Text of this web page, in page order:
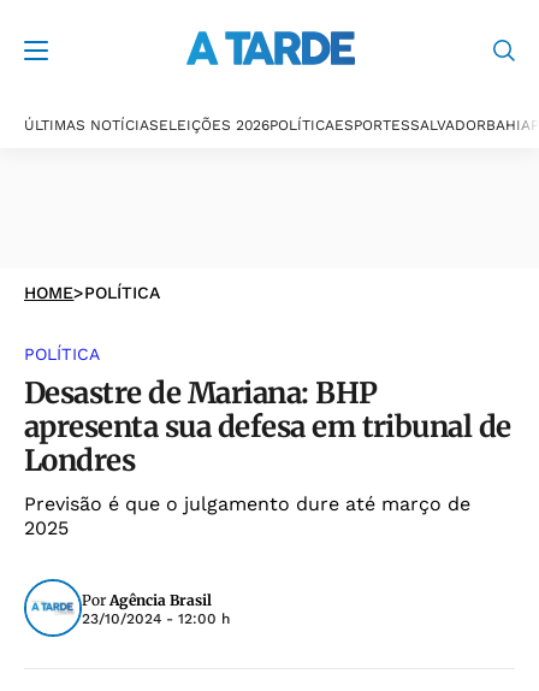
ÚLTIMAS NOTÍCIASELEIÇÕES 2026POLÍTICAESPORTESSALVADORBAHIA
HOME>POLÍTICA
POLÍTICA
Desastre de Mariana: BHP
apresenta sua defesa em tribunal de
Londres
Previsão é que o julgamento dure até março de
2025
PorAgência Brasil
23/10/2024 - 12:00 h